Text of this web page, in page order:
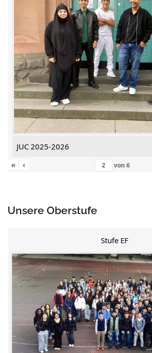
JUC 2025-2026
«
‹ von 6
Unsere Oberstufe
Stufe EF